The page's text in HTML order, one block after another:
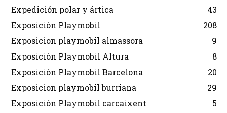
Expedición polar y ártica
43
Exposición Playmobil
208
Exposicion playmobil almassora
9
Exposición Playmobil Altura
8
Exposición Playmobil Barcelona
20
Exposicion playmobil burriana
29
Exposición Playmobil carcaixent
5